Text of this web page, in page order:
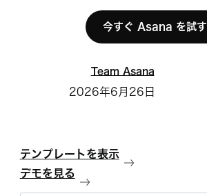
今すぐ Asana を試す
Team Asana
2026年6月26日
テンプレートを表示
デモを見る